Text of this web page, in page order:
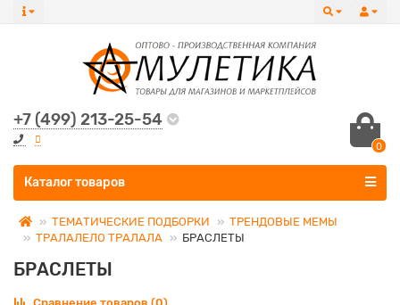
+7 (499) 213-25-54
0
Все категории
Каталог товаров
ТЕМАТИЧЕСКИЕ ПОДБОРКИ
ТРЕНДОВЫЕ МЕМЫ
ТРАЛАЛЕЛО ТРАЛАЛА
БРАСЛЕТЫ
БРАСЛЕТЫ